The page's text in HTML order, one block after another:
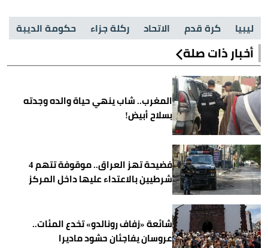
ليبيا كرة قدم الاتحاد ركلة جزاء حكومة الديبة
أخبار ذات صلة
المغرب.. شاب ينهي حياة والده وجدته
بسلاح أبيض!
فضيحة تهز العراق.. موقوفة تتهم 4
شرطيين بالاعتداء عليها داخل المركز
شائعة «زفاف رونالدو» تخدع المئات..
عروسان يفاجئان حشود ماديرا